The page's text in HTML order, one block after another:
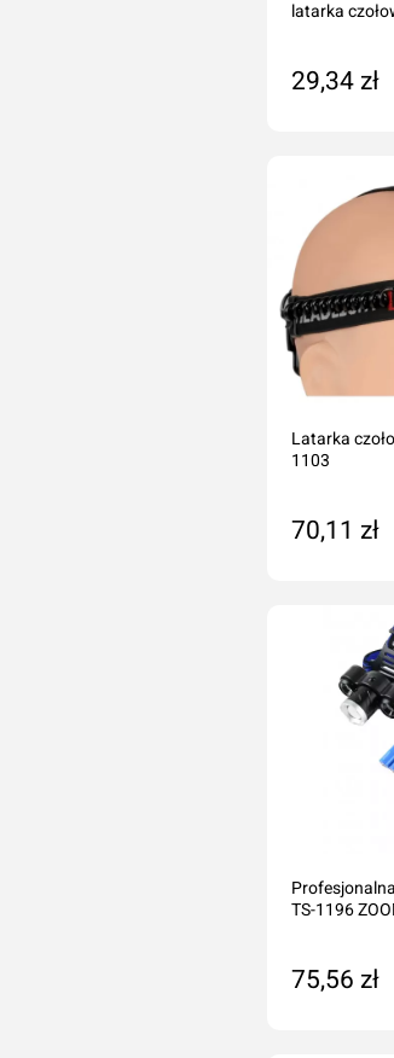
latarka
29,34 zł
Latarka
1103
70,11 zł
TS-1196
75,56 zł